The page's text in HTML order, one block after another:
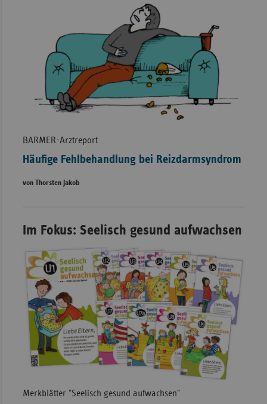
BARMER-Arztreport
Häuﬁge Fehlbehandlung bei Reizdarmsyndrom
von Thorsten Jakob
Im Fokus: Seelisch gesund aufwachsen
Merkblätter "Seelisch gesund aufwachsen"